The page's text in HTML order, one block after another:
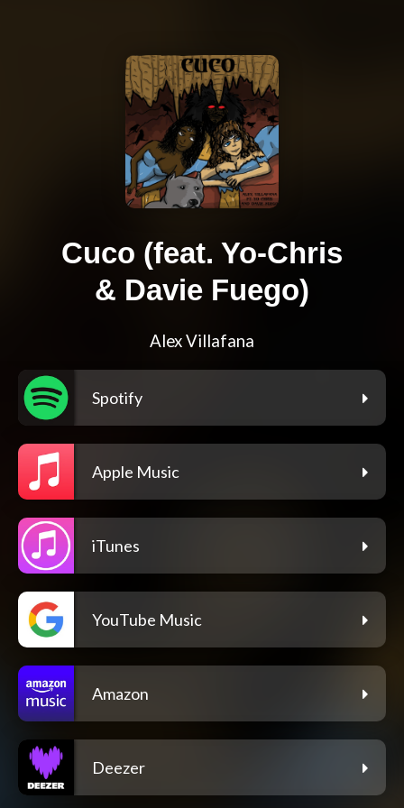
Cuco (feat. Yo-Chris
& Davie Fuego)
Alex Villafana
Spotify
Apple Music
iTunes
YouTube Music
Amazon
Deezer